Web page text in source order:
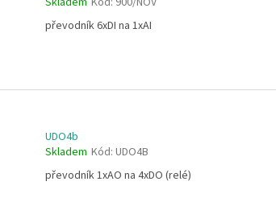
převodník 6xDI na 1xAI
UDO4b
Skladem Kód: UDO4B
převodník 1xAO na 4xDO (relé)